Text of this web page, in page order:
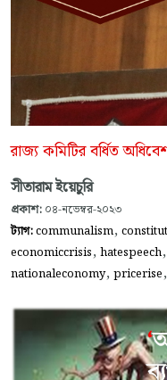
রাজ্য কমিটির বর্ধিত
সীতারাম ইয়েচুরি
প্রকাশ: ০৪-নভেম্বর-২০২৩
ট্যাগ:communalism,
economiccrisis, hatespeech,
nationaleconomy, pricerise,